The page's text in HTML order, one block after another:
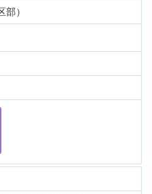
）